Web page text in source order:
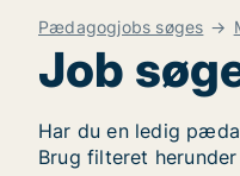
Pædagogjobs søges
Job
Har du en ledig
Brug filteret